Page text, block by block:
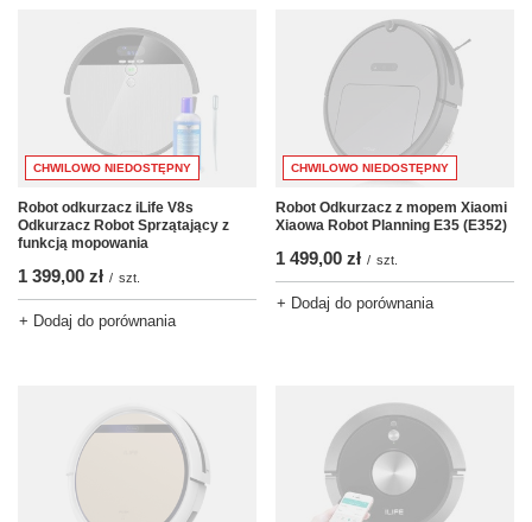
CHWILOWO NIEDOSTĘPNY
Robot odkurzacz iLife V8s
Odkurzacz Robot Sprzątający z
funkcją mopowania
1 399,00 zł / szt.
+ Dodaj do porównania
CHWILOWO NIEDOSTĘPNY
Robot Odkurzacz z mopem Xiaomi
Xiaowa Robot Planning E35 (E352)
1 499,00 zł / szt.
+ Dodaj do porównania